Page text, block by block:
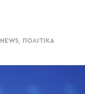
ΠΟΛΙΤΙΚΑ